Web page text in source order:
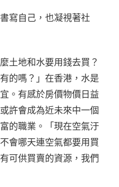
寫自己，也凝視著社
土地和水要用錢去買？
的嗎？」在香港，水是
。有感於房價物價日益
許會成為近未來中一個
的職業。「現在空氣汙
會哪天連空氣都要用買
可供買賣的資源，我們